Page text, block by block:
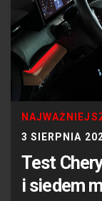
3 SIERPNIA
Test
i siedem